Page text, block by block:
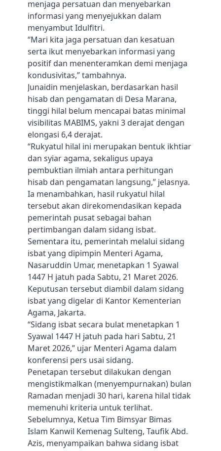
menjaga persatuan dan menyebarkan
informasi yang menyejukkan dalam
menyambut Idulfitri.
“Mari kita jaga persatuan dan kesatuan
serta ikut menyebarkan informasi yang
positif dan menenteramkan demi menjaga
kondusivitas,” tambahnya.
Junaidin menjelaskan, berdasarkan hasil
hisab dan pengamatan di Desa Marana,
tinggi hilal belum mencapai batas minimal
visibilitas MABIMS, yakni 3 derajat dengan
elongasi 6,4 derajat.
“Rukyatul hilal ini merupakan bentuk ikhtiar
dan syiar agama, sekaligus upaya
pembuktian ilmiah antara perhitungan
hisab dan pengamatan langsung,” jelasnya.
Ia menambahkan, hasil rukyatul hilal
tersebut akan direkomendasikan kepada
pemerintah pusat sebagai bahan
pertimbangan dalam sidang isbat.
Sementara itu, pemerintah melalui sidang
isbat yang dipimpin Menteri Agama,
Nasaruddin Umar, menetapkan 1 Syawal
1447 H jatuh pada Sabtu, 21 Maret 2026.
Keputusan tersebut diambil dalam sidang
isbat yang digelar di Kantor Kementerian
Agama, Jakarta.
“Sidang isbat secara bulat menetapkan 1
Syawal 1447 H jatuh pada hari Sabtu, 21
Maret 2026,” ujar Menteri Agama dalam
konferensi pers usai sidang.
Penetapan tersebut dilakukan dengan
mengistikmalkan (menyempurnakan) bulan
Ramadan menjadi 30 hari, karena hilal tidak
memenuhi kriteria untuk terlihat.
Sebelumnya, Ketua Tim Bimsyar Bimas
Islam Kanwil Kemenag Sulteng, Taufik Abd.
Azis, menyampaikan bahwa sidang isbat